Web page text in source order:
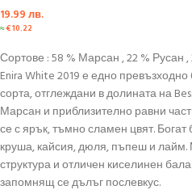
19.99 лв.
≈€10.22
Сортове : 58 % Марсан , 22 % Русан
Enira White 2019 е едно
сорта, отглеждани в долината на
Марсан и приблизително равни
се с ярък, тъмно сламен цвят.
круша, кайсия, дюля, пъпеш и лайм.
структура и отличен киселинен
запомнящ се дълъг послевкус.